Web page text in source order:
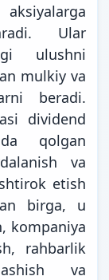
Ular
ulushni
mulkiy va
beradi.
dividend
qolgan
va
etish
birga, u
kompaniya
rahbarlik
va